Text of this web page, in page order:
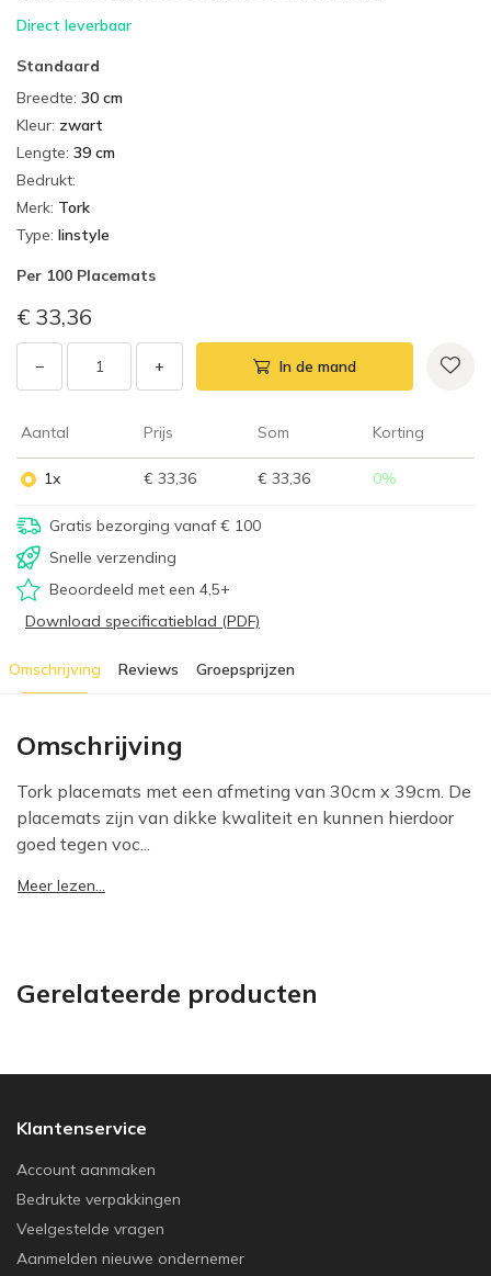
Direct leverbaar
Standaard
Breedte: 30 cm
Kleur: zwart
Lengte: 39 cm
Bedrukt:
Merk: Tork
Type: linstyle
Per 100 Placemats
€ 33,36
− + In de mand
Aantal Prijs Som Korting
1x € 33,36 € 33,36 0%
Gratis bezorging vanaf € 100
Snelle verzending
Beoordeeld met een 4,5+
Download specificatieblad (PDF)
Omschrijving Reviews Groepsprijzen
Omschrijving
Tork placemats met een afmeting van 30cm x 39cm. De
placemats zijn van dikke kwaliteit en kunnen hierdoor
goed tegen voc...
Meer lezen...
Gerelateerde producten
Klantenservice
Account aanmaken
Bedrukte verpakkingen
Veelgestelde vragen
Aanmelden nieuwe ondernemer